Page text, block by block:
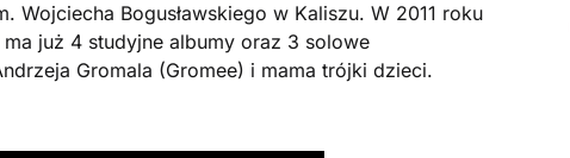
Bogusławskiego w Kaliszu. W 2011 roku
już 4 studyjne albumy oraz 3 solowe
Gromala (Gromee) i mama trójki dzieci.